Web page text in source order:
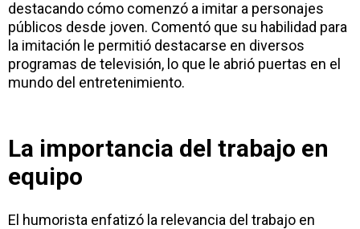
destacando cómo comenzó a imitar a personajes
públicos desde joven. Comentó que su habilidad para
la imitación le permitió destacarse en diversos
programas de televisión, lo que le abrió puertas en el
mundo del entretenimiento.
La importancia del trabajo en
equipo
El humorista enfatizó la relevancia del trabajo en